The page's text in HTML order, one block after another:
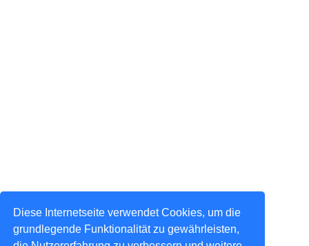
Diese Internetseite verwendet Cookies, um die
grundlegende Funktionalität zu gewährleisten,